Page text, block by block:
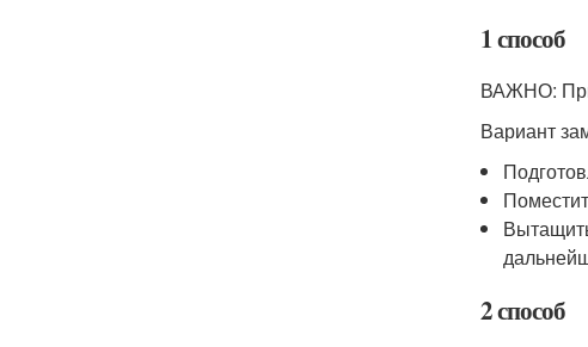
1 способ
ВАЖНО: При
Вариант
2 способ